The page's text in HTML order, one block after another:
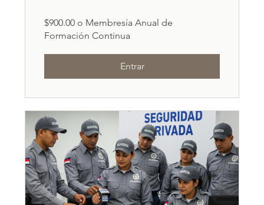
$900.00 o Membresía Anual de
Formación Continua
Entrar